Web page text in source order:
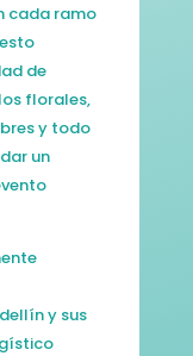
cada ramo
de
florales,
y todo
un
y sus